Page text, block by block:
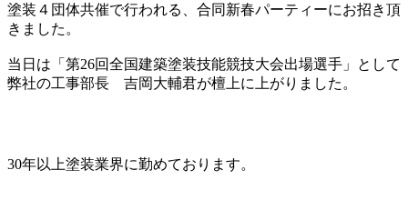
塗装４団体共催で行われる、合同新春パーティーにお招き頂
きました。
当日は「第26回全国建築塗装技能競技大会出場選手」として
弊社の工事部長 吉岡大輔君が檀上に上がりました。
30年以上塗装業界に勤めております。